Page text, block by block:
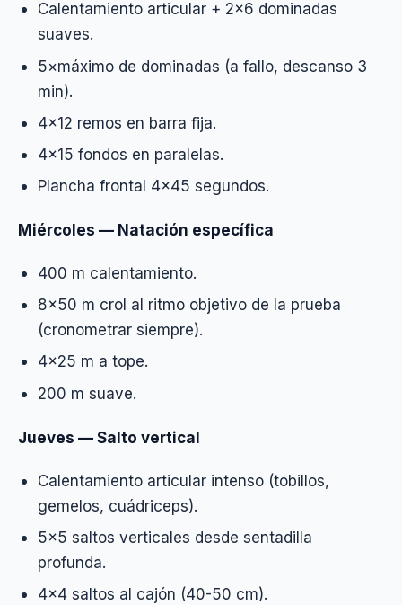
Calentamiento articular + 2×6 dominadas
suaves.
5×máximo de dominadas (a fallo, descanso 3
min).
4×12 remos en barra fija.
4×15 fondos en paralelas.
Plancha frontal 4×45 segundos.
Miércoles — Natación específica
400 m calentamiento.
8×50 m crol al ritmo objetivo de la prueba
(cronometrar siempre).
4×25 m a tope.
200 m suave.
Jueves — Salto vertical
Calentamiento articular intenso (tobillos,
gemelos, cuádriceps).
5×5 saltos verticales desde sentadilla
profunda.
4×4 saltos al cajón (40-50 cm).